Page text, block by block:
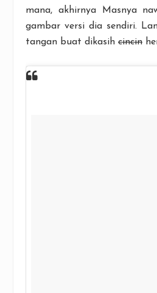
mana, akhirnya Masnya
gambar versi dia sendiri.
tangan buat dikasih cincin